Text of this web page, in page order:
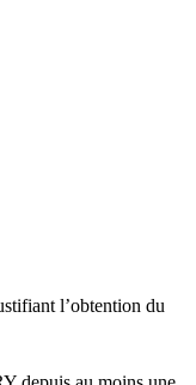
l’obtention du